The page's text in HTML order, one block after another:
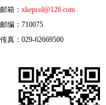
邮箱： xkepcol@126.com
邮编：710075
传真：029-62669500